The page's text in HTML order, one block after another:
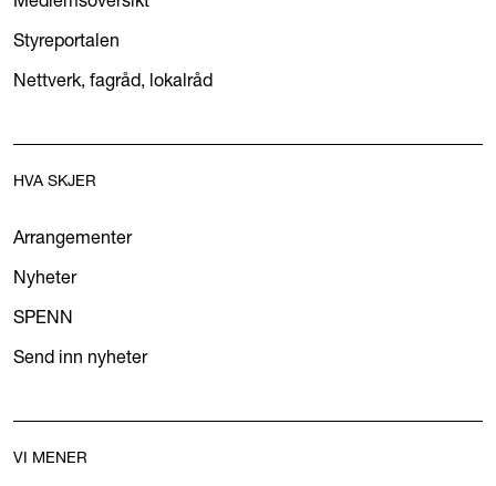
Styreportalen
Nettverk, fagråd, lokalråd
HVA SKJER
Arrangementer
Nyheter
SPENN
Send inn nyheter
VI MENER